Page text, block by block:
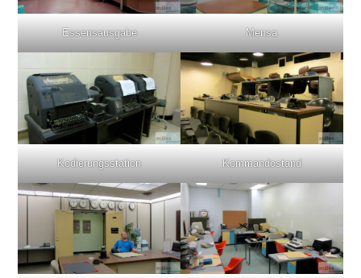
Essensausgabe Mensa
Kodierungsstation Kommandostand